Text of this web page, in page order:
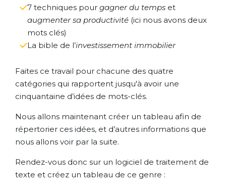
7 techniques pour gagner du temps et
augmenter sa productivité (ici nous avons deux
mots clés)
La bible de l’investissement immobilier
Faites ce travail pour chacune des quatre
catégories qui rapportent jusqu'à avoir une
cinquantaine d’idées de mots-clés.
Nous allons maintenant créer un tableau afin de
répertorier ces idées, et d’autres informations que
nous allons voir par la suite.
Rendez-vous donc sur un logiciel de traitement de
texte et créez un tableau de ce genre :